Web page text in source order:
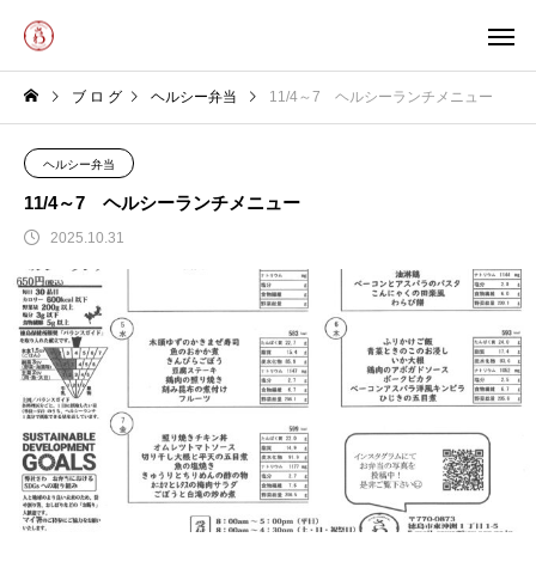
ブ ロ グ ヘルシー弁当 11/4～7 ヘルシーランチメニュー
ヘルシー弁当
11/4～7 ヘルシーランチメニュー
2025.10.31